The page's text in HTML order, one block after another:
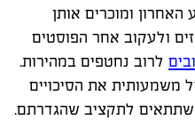
ומוכרים אותן
ולעקוב אחר הפוסטים
לרוב נחטפים במהירות.
משמעותית את הסיכויים
לתקציב שהגדרתם.